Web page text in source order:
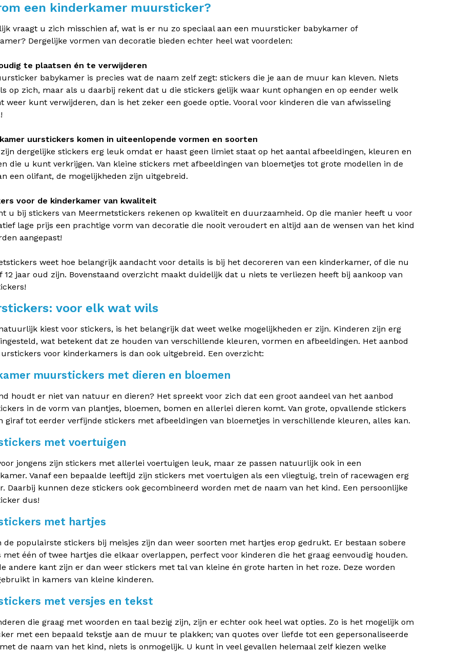
een kinderkamer muursticker?
vraagt u zich misschien af, wat is er nu zo speciaal aan een muursticker babykamer of
Dergelijke vormen van decoratie bieden echter heel wat voordelen:
te plaatsen én te verwijderen
babykamer is precies wat de naam zelf zegt: stickers die je aan de muur kan kleven. Niets
op zich, maar als u daarbij rekent dat u die stickers gelijk waar kunt ophangen en op eender welk
weer kunt verwijderen, dan is het zeker een goede optie. Vooral voor kinderen die van afwisseling
uurstickers komen in uiteenlopende vormen en soorten
dergelijke stickers erg leuk omdat er haast geen limiet staat op het aantal afbeeldingen, kleuren en
die u kunt verkrijgen. Van kleine stickers met afbeeldingen van bloemetjes tot grote modellen in de
een olifant, de mogelijkheden zijn uitgebreid.
voor de kinderkamer van kwaliteit
u bij stickers van Meermetstickers rekenen op kwaliteit en duurzaamheid. Op die manier heeft u voor
lage prijs een prachtige vorm van decoratie die nooit veroudert en altijd aan de wensen van het kind
aangepast!
weet hoe belangrijk aandacht voor details is bij het decoreren van een kinderkamer, of die nu
12 jaar oud zijn. Bovenstaand overzicht maakt duidelijk dat u niets te verliezen heeft bij aankoop van
voor elk wat wils
kiest voor stickers, is het belangrijk dat weet welke mogelijkheden er zijn. Kinderen zijn erg
wat betekent dat ze houden van verschillende kleuren, vormen en afbeeldingen. Het aanbod
voor kinderkamers is dan ook uitgebreid. Een overzicht:
muurstickers met dieren en bloemen
houdt er niet van natuur en dieren? Het spreekt voor zich dat een groot aandeel van het aanbod
in de vorm van plantjes, bloemen, bomen en allerlei dieren komt. Van grote, opvallende stickers
giraf tot eerder verfijnde stickers met afbeeldingen van bloemetjes in verschillende kleuren, alles kan.
met voertuigen
jongens zijn stickers met allerlei voertuigen leuk, maar ze passen natuurlijk ook in een
Vanaf een bepaalde leeftijd zijn stickers met voertuigen als een vliegtuig, trein of racewagen erg
Daarbij kunnen deze stickers ook gecombineerd worden met de naam van het kind. Een persoonlijke
dus!
met hartjes
de populairste stickers bij meisjes zijn dan weer soorten met hartjes erop gedrukt. Er bestaan sobere
met één of twee hartjes die elkaar overlappen, perfect voor kinderen die het graag eenvoudig houden.
andere kant zijn er dan weer stickers met tal van kleine én grote harten in het roze. Deze worden
in kamers van kleine kinderen.
met versjes en tekst
die graag met woorden en taal bezig zijn, zijn er echter ook heel wat opties. Zo is het mogelijk om
met een bepaald tekstje aan de muur te plakken; van quotes over liefde tot een gepersonaliseerde
de naam van het kind, niets is onmogelijk. U kunt in veel gevallen helemaal zelf kiezen welke